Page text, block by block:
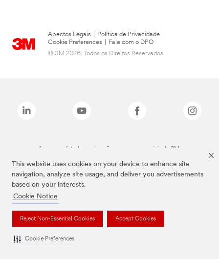
This website uses cookies on your device to enhance site
navigation, analyze site usage, and deliver you advertisements
based on your interests.
Cookie Notice
Reject Non-Essential Cookies Accept Cookies
Cookie Preferences
Apectos Legais Política de Privacidade
Cookie Preferences
Fale com o DPO
© 3M 2026. Todos os Direitos Reservados.
As marcas listadas a cima são marcas comerciais da 3M.